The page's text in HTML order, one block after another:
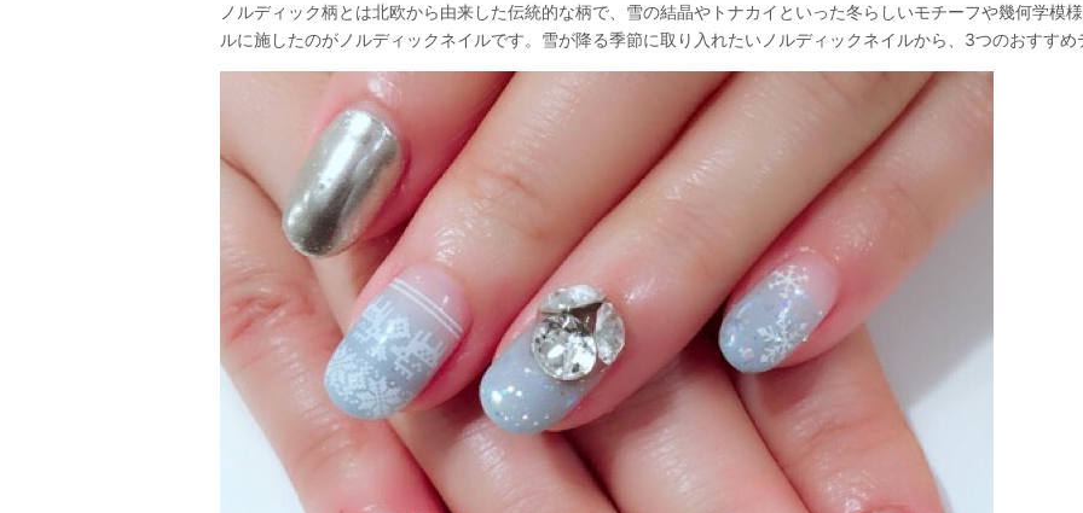
ノルディック柄とは北欧から由来した伝統的な柄で、雪の結晶やトナカイといった冬らしいモチーフや幾何学模
ルに施したのがノルディックネイルです。雪が降る季節に取り入れたいノルディックネイルから、3つのおすすめ